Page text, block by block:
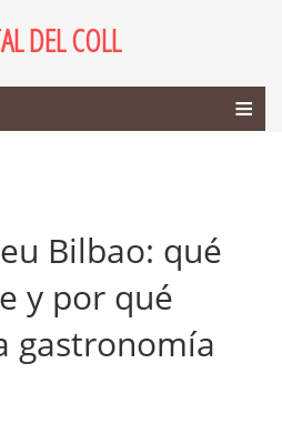
DEL COLL
Bilbao: qué
y por qué
gastronomía